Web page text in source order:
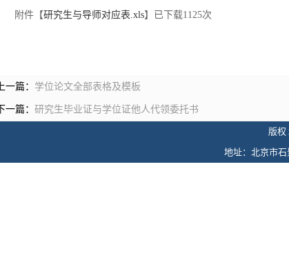
附件【研究生与导师对应表.xls】已下载1125次
上一篇： 学位论文全部表格及模板
下一篇： 研究生毕业证与学位证他人代领委托书
版权
地址：北京市